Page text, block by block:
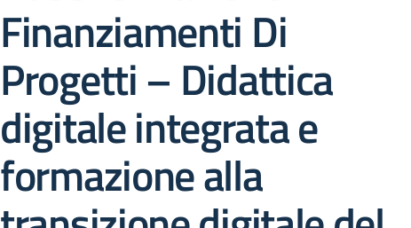
Finanziamenti Di
Progetti – Didattica
digitale integrata e
formazione alla